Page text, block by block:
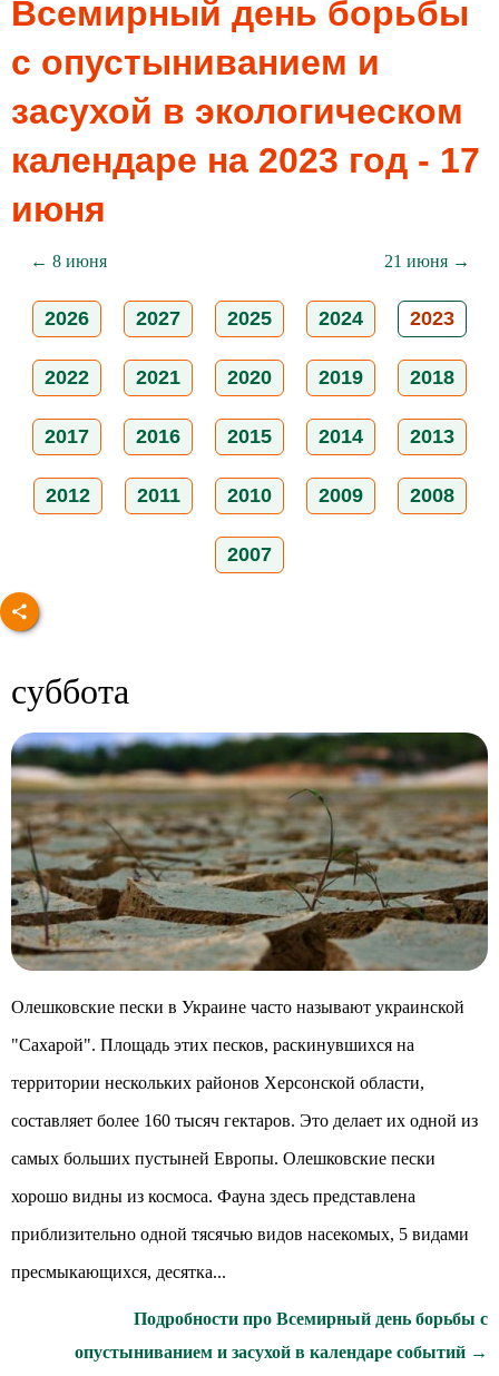
Всемирный день борьбы
с опустыниванием и
засухой в экологическом
календаре на 2023 год - 17
июня
← 8 июня 21 июня →
2026 2027 2025 2024 2023
2022 2021 2020 2019 2018
2017 2016 2015 2014 2013
2012 2011 2010 2009 2008
2007
суббота
Олешковские пески в Украине часто называют украинской
"Сахарой". Площадь этих песков, раскинувшихся на
территории нескольких районов Херсонской области,
составляет более 160 тысяч гектаров. Это делает их одной из
самых больших пустыней Европы. Олешковские пески
хорошо видны из космоса. Фауна здесь представлена
приблизительно одной тясячью видов насекомых, 5 видами
пресмыкающихся, десятка...
Подробности про Всемирный день борьбы с
опустыниванием и засухой в календаре событий →